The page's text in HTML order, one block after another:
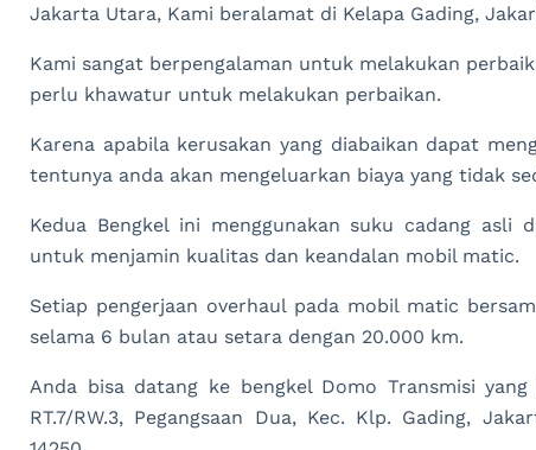
Jakarta Utara, Kami beralamat di Kelapa Gading,
Kami sangat berpengalaman untuk melakukan
perlu khawatur untuk melakukan perbaikan.
Karena apabila kerusakan yang diabaikan dapat
tentunya anda akan mengeluarkan biaya yang tidak
Kedua Bengkel ini menggunakan suku cadang
untuk menjamin kualitas dan keandalan mobil matic.
Setiap pengerjaan overhaul pada mobil matic
selama 6 bulan atau setara dengan 20.000 km.
Anda bisa datang ke bengkel Domo Transmisi
RT.7/RW.3, Pegangsaan Dua, Kec. Klp. Gading,